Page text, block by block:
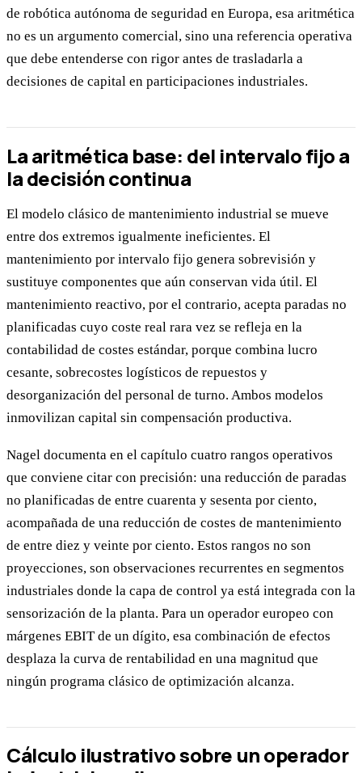
de robótica autónoma de seguridad en Europa, esa aritmética
no es un argumento comercial, sino una referencia operativa
que debe entenderse con rigor antes de trasladarla a
decisiones de capital en participaciones industriales.
La aritmética base: del intervalo fijo a
la decisión continua
El modelo clásico de mantenimiento industrial se mueve
entre dos extremos igualmente ineficientes. El
mantenimiento por intervalo fijo genera sobrevisión y
sustituye componentes que aún conservan vida útil. El
mantenimiento reactivo, por el contrario, acepta paradas no
planificadas cuyo coste real rara vez se refleja en la
contabilidad de costes estándar, porque combina lucro
cesante, sobrecostes logísticos de repuestos y
desorganización del personal de turno. Ambos modelos
inmovilizan capital sin compensación productiva.
Nagel documenta en el capítulo cuatro rangos operativos
que conviene citar con precisión: una reducción de paradas
no planificadas de entre cuarenta y sesenta por ciento,
acompañada de una reducción de costes de mantenimiento
de entre diez y veinte por ciento. Estos rangos no son
proyecciones, son observaciones recurrentes en segmentos
industriales donde la capa de control ya está integrada con la
sensorización de la planta. Para un operador europeo con
márgenes EBIT de un dígito, esa combinación de efectos
desplaza la curva de rentabilidad en una magnitud que
ningún programa clásico de optimización alcanza.
Cálculo ilustrativo sobre un operador